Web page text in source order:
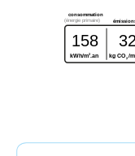
consommation
(énergie primaire)
158 32
kWh/m2.an kg CO2 /m